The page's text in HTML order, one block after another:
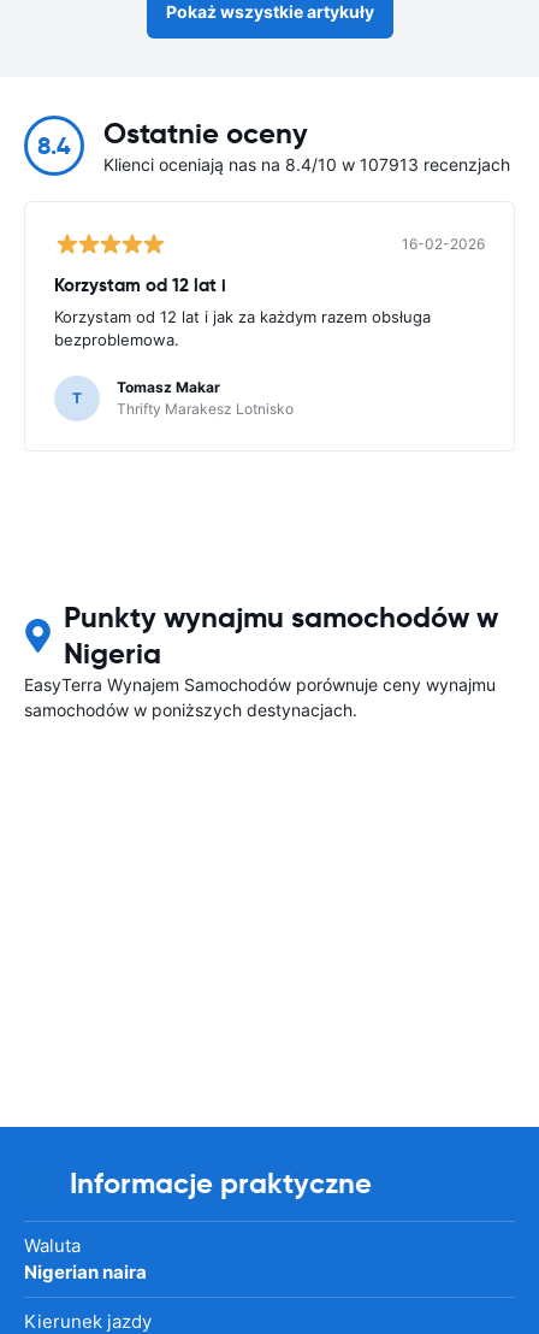
Pokaż wszystkie artykuły
8.4 Ostatnie oceny
Klienci oceniają nas na 8.4/10 w 107913 recenzjach
16-02-2026
Korzystam od 12 lat i
Korzystam od 12 lat i jak za każdym razem obsługa
bezproblemowa.
T
Tomasz Makar
Thrifty Marakesz Lotnisko
Punkty wynajmu samochodów w
Nigeria
EasyTerra Wynajem Samochodów porównuje ceny wynajmu
samochodów w poniższych destynacjach.
Informacje praktyczne
Waluta
Nigerian naira
Kierunek jazdy